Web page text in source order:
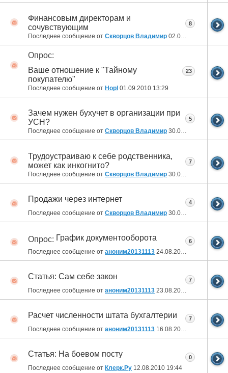
Финансовым директорам и
сочувствующим
Последнее сообщение от Скворцов Владимир 02.09.2010
8
Опрос:
Ваше отношение к "Тайному
покупателю"
Последнее сообщение от Hopl 01.09.2010 13:29
23
Зачем нужен бухучет в организации при
УСН?
Последнее сообщение от Скворцов Владимир 30.08.2010
5
Трудоустраиваю к себе родственника,
может как инкогнито?
Последнее сообщение от Скворцов Владимир 30.08.2010
7
Продажи через интернет
Последнее сообщение от Скворцов Владимир 30.08.2010 16:45
4
Опрос: График документооборота
Последнее сообщение от аноним20131113 24.08.2010
6
Статья: Сам себе закон
Последнее сообщение от аноним20131113 23.08.2010
7
Расчет численности штата бухгалтерии
Последнее сообщение от аноним20131113 16.08.2010
7
Статья: На боевом посту
Последнее сообщение от Клерк.Ру 12.08.2010 19:44
0